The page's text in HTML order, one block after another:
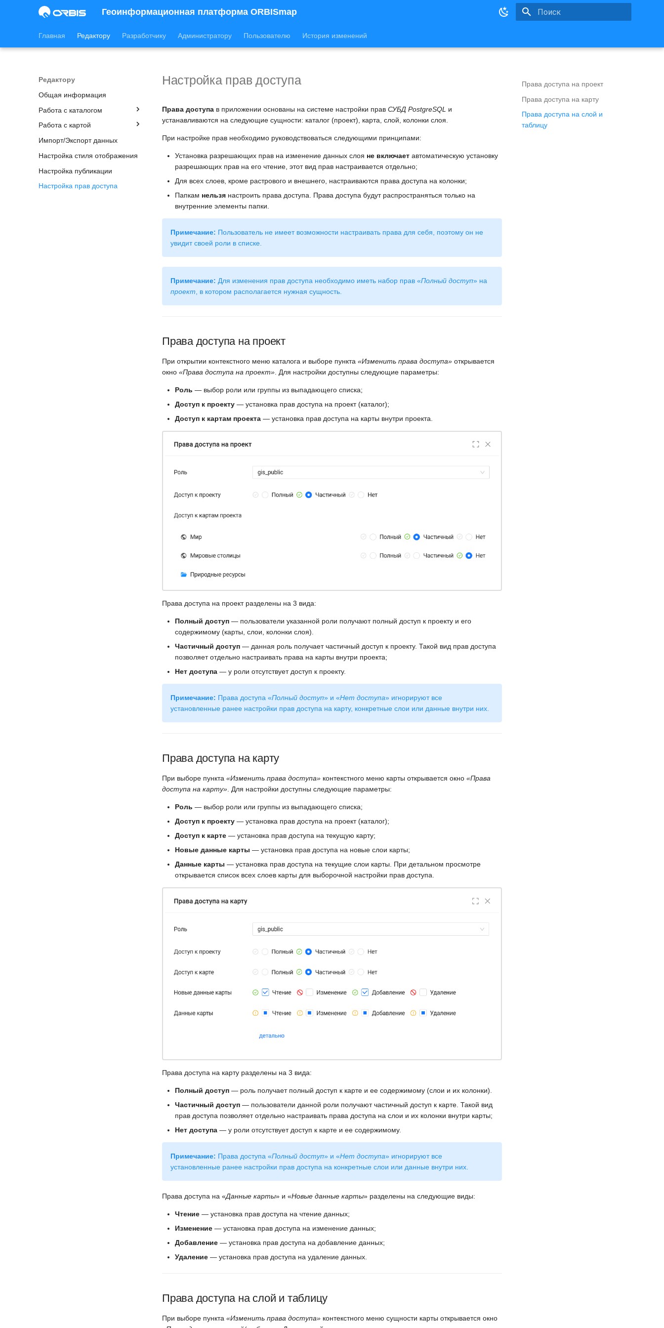
Геоинформационная платформа ORBISmap
Главная Редактору Разработчику Администратору Пользователю История изменений
Редактору
Общая информация
Работа с каталогом
Папка
Карта
Работа с картой
Общая информация
Таблица
Виртуальная таблица
Внешний слой
Импорт/Экспорт данных
Настройка стиля отображения
Настройка публикации
Настройка прав доступа
Права доступа на проект
Права доступа на карту
Права доступа на слой и
таблицу
Настройка прав доступа
Права доступа в приложении основаны на системе настройки прав СУБД PostgreSQL и
устанавливаются на следующие сущности: каталог (проект), карта, слой, колонки слоя.
При настройке прав необходимо руководствоваться следующими принципами:
Установка разрешающих прав на изменение данных слоя не включает автоматическую установку
разрешающих прав на его чтение, этот вид прав настраивается отдельно;
Для всех слоев, кроме растрового и внешнего, настраиваются права доступа на колонки;
Папкам нельзя настроить права доступа. Права доступа будут распространяться только на
внутренние элементы папки.
Примечание: Пользователь не имеет возможности настраивать права для себя, поэтому он не
увидит своей роли в списке.
Примечание: Для изменения прав доступа необходимо иметь набор прав «Полный доступ» на
проект , в котором располагается нужная сущность.
Права доступа на проект
При открытии контекстного меню каталога и выборе пункта «Изменить права доступа» открывается
окно «Права доступа на проект» . Для настройки доступны следующие параметры:
Роль — выбор роли или группы из выпадающего списка;
Доступ к проекту — установка прав доступа на проект (каталог);
Доступ к картам проекта — установка прав доступа на карты внутри проекта.
Права доступа на проект разделены на 3 вида:
Полный доступ — пользователи указанной роли получают полный доступ к проекту и его
содержимому (карты, слои, колонки слоя).
Частичный доступ — данная роль получает частичный доступ к проекту. Такой вид прав доступа
позволяет отдельно настраивать права на карты внутри проекта;
Нет доступа — у роли отсутствует доступ к проекту.
Примечание: Права доступа «Полный доступ» и «Нет доступа» игнорируют все
установленные ранее настройки прав доступа на карту, конкретные слои или данные внутри них.
Права доступа на карту
При выборе пункта «Изменить права доступа» контекстного меню карты открывается окно «Права
доступа на карту» . Для настройки доступны следующие параметры:
Роль — выбор роли или группы из выпадающего списка;
Доступ к проекту — установка прав доступа на проект (каталог);
Доступ к карте — установка прав доступа на текущую карту;
Новые данные карты — установка прав доступа на новые слои карты;
Данные карты — установка прав доступа на текущие слои карты. При детальном просмотре
открывается список всех слоев карты для выборочной настройки прав доступа.
Права доступа на карту разделены на 3 вида:
Полный доступ — роль получает полный доступ к карте и ее содержимому (слои и их колонки).
Частичный доступ — пользователи данной роли получают частичный доступ к карте. Такой вид
прав доступа позволяет отдельно настраивать права доступа на слои и их колонки внутри карты;
Нет доступа — у роли отсутствует доступ к карте и ее содержимому.
Примечание: Права доступа «Полный доступ» и «Нет доступа» игнорируют все
установленные ранее настройки прав доступа на конкретные слои или данные внутри них.
Права доступа на «Данные карты» и «Новые данные карты» разделены на следующие виды:
Чтение — установка прав доступа на чтение данных;
Изменение — установка прав доступа на изменение данных;
Добавление — установка прав доступа на добавление данных;
Удаление — установка прав доступа на удаление данных.
Права доступа на слой и таблицу
При выборе пункта «Изменить права доступа» контекстного меню сущности карты открывается окно